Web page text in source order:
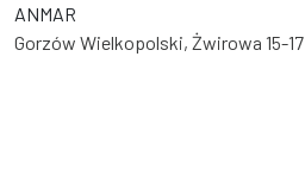
ANMAR
Gorzów Wielkopolski, Żwirowa 15-17